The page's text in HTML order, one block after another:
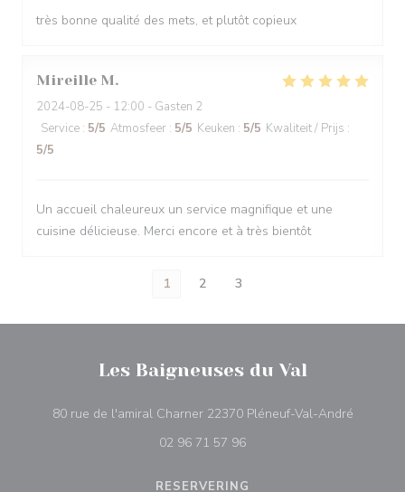
très bonne qualité des mets, et plutôt copieux
Mireille M
2024-08-25 - 12:00 - Gasten 2
Service : 5/5 Atmosfeer : 5/5 Keuken : 5/5 Kwaliteit / Prijs :
5/5
Un accueil chaleureux un service magnifique et une
cuisine délicieuse. Merci encore et à très bientôt
1 2 3
Les Baigneuses du Val
80 rue de l'amiral Charner 22370 Pléneuf-Val-André((opent
02 96 71 57 96
RESERVERING